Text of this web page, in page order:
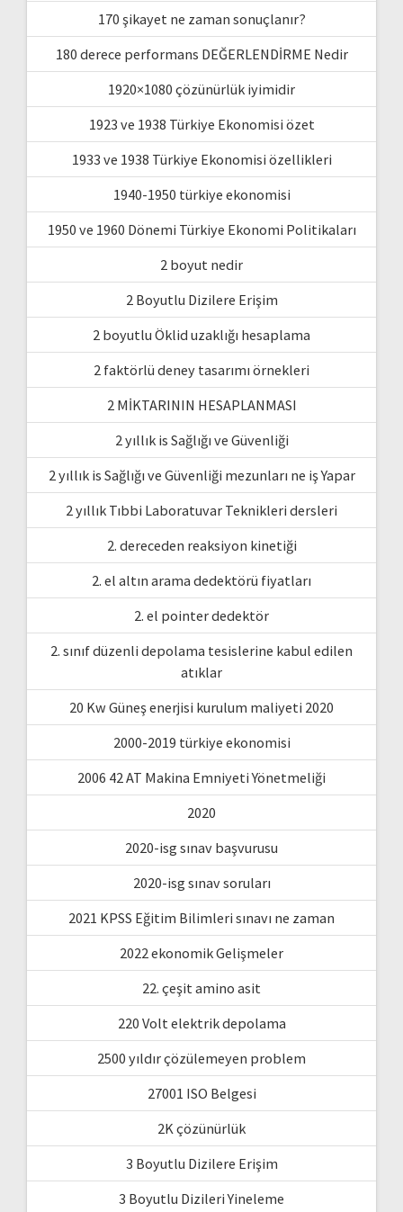
170 şikayet ne zaman sonuçlanır?
180 derece performans DEĞERLENDİRME Nedir
1920×1080 çözünürlük iyimidir
1923 ve 1938 Türkiye Ekonomisi özet
1933 ve 1938 Türkiye Ekonomisi özellikleri
1940-1950 türkiye ekonomisi
1950 ve 1960 Dönemi Türkiye Ekonomi Politikaları
2 boyut nedir
2 Boyutlu Dizilere Erişim
2 boyutlu Öklid uzaklığı hesaplama
2 faktörlü deney tasarımı örnekleri
2 MİKTARININ HESAPLANMASI
2 yıllık is Sağlığı ve Güvenliği
2 yıllık is Sağlığı ve Güvenliği mezunları ne iş Yapar
2 yıllık Tıbbi Laboratuvar Teknikleri dersleri
2. dereceden reaksiyon kinetiği
2. el altın arama dedektörü fiyatları
2. el pointer dedektör
2. sınıf düzenli depolama tesislerine kabul edilen
atıklar
20 Kw Güneş enerjisi kurulum maliyeti 2020
2000-2019 türkiye ekonomisi
2006 42 AT Makina Emniyeti Yönetmeliği
2020
2020-isg sınav başvurusu
2020-isg sınav soruları
2021 KPSS Eğitim Bilimleri sınavı ne zaman
2022 ekonomik Gelişmeler
22. çeşit amino asit
220 Volt elektrik depolama
2500 yıldır çözülemeyen problem
27001 ISO Belgesi
2K çözünürlük
3 Boyutlu Dizilere Erişim
3 Boyutlu Dizileri Yineleme